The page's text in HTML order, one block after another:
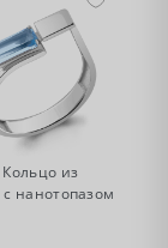
в наличии
из
нанотопазом